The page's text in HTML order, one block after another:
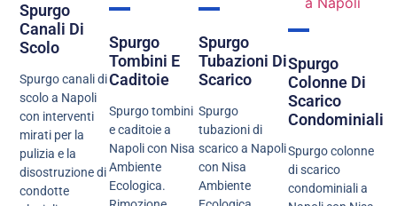
Spurgo
Canali Di
Scolo
Spurgo canali di
scolo a Napoli
con interventi
mirati per la
pulizia e la
disostruzione di
condotte
Spurgo
Tombini E
Caditoie
Spurgo tombini
e caditoie a
Napoli con Nisa
Ambiente
Ecologica.
Spurgo
Tubazioni Di
Scarico
Spurgo
tubazioni di
scarico a Napoli
con Nisa
Ambiente
Spurgo
Colonne Di
Scarico
Condominiali
Spurgo colonne
di scarico
condominiali a